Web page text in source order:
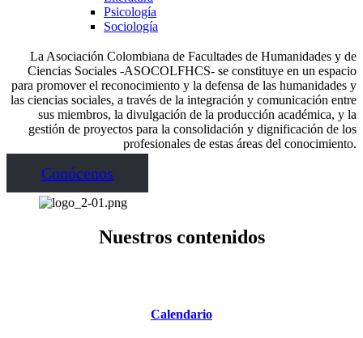
Psicología
Sociología
La Asociación Colombiana de Facultades de Humanidades y de
Ciencias Sociales -ASOCOLFHCS- se constituye en un espacio
para promover el reconocimiento y la defensa de las humanidades y
las ciencias sociales, a través de la integración y comunicación entre
sus miembros, la divulgación de la producción académica, y la
gestión de proyectos para la consolidación y dignificación de los
profesionales de estas áreas del conocimiento.
Conócenos
Nuestros contenidos
Calendario